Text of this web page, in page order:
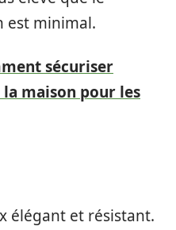
est minimal.
sécuriser
la maison pour les
élégant et résistant.